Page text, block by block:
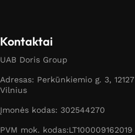
Kontaktai
UAB Doris Group
Adresas: Perkūnkiemio g. 3, 12127
Vilnius
Įmonės kodas: 302544270
PVM mok. kodas:LT100009162019